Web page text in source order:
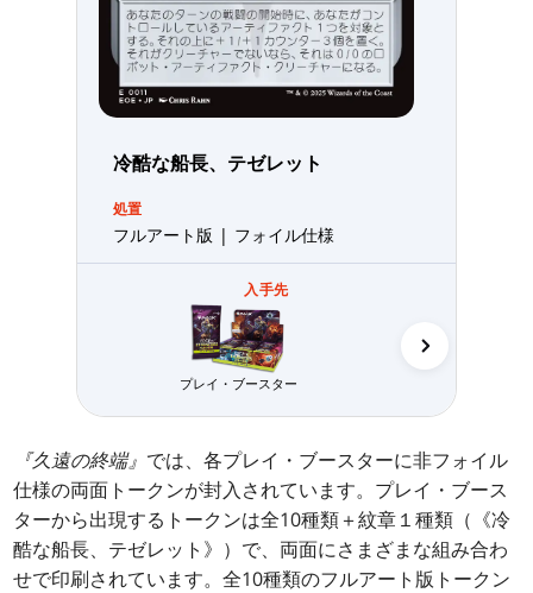
冷酷な船長、テゼレット
処置
フルアート版 | フォイル仕様
入手先
プレイ・ブースター
『久遠の終端』 では、各プレイ・ブースターに非フォイル
仕様の両面トークンが封入されています。プレイ・ブース
ターから出現するトークンは全10種類＋紋章１種類（《冷
酷な船長、テゼレット》）で、両面にさまざまな組み合わ
せで印刷されています。全10種類のフルアート版トークン